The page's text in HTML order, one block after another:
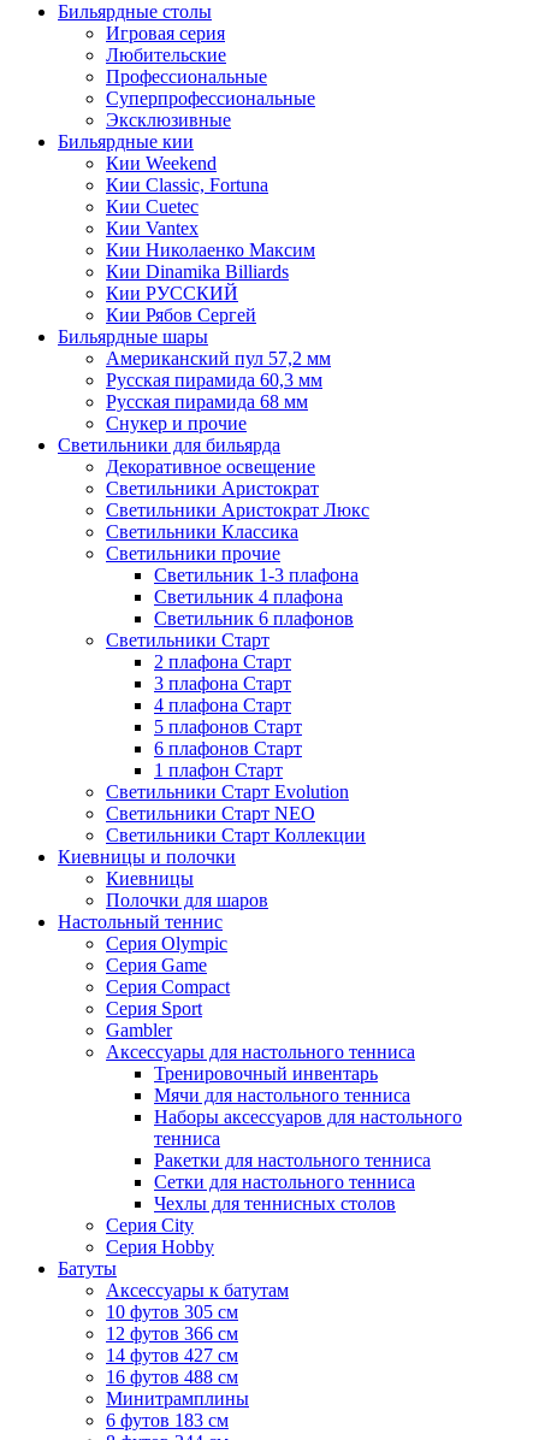
Бильярдные столы
Игровая серия
Любительские
Профессиональные
Суперпрофессиональные
Эксклюзивные
Бильярдные кии
Кии Weekend
Кии Classic, Fortuna
Кии Cuetec
Кии Vantex
Кии Николаенко Максим
Кии Dinamika Billiards
Кии РУССКИЙ
Кии Рябов Сергей
Бильярдные шары
Американский пул 57,2 мм
Русская пирамида 60,3 мм
Русская пирамида 68 мм
Снукер и прочие
Светильники для бильярда
Декоративное освещение
Светильники Аристократ
Светильники Аристократ Люкс
Светильники Классика
Светильники прочие
Светильник 1-3 плафона
Светильник 4 плафона
Светильник 6 плафонов
Светильники Старт
2 плафона Старт
3 плафона Старт
4 плафона Старт
5 плафонов Старт
6 плафонов Старт
1 плафон Старт
Светильники Старт Evolution
Светильники Старт NEO
Светильники Старт Коллекции
Киевницы и полочки
Киевницы
Полочки для шаров
Настольный теннис
Серия Olympic
Серия Game
Серия Compact
Серия Sport
Gambler
Аксессуары для настольного тенниса
Тренировочный инвентарь
Мячи для настольного тенниса
Наборы аксессуаров для настольного
тенниса
Ракетки для настольного тенниса
Сетки для настольного тенниса
Чехлы для теннисных столов
Серия City
Серия Hobby
Батуты
Аксессуары к батутам
10 футов 305 см
12 футов 366 см
14 футов 427 см
16 футов 488 см
Минитрамплины
6 футов 183 см